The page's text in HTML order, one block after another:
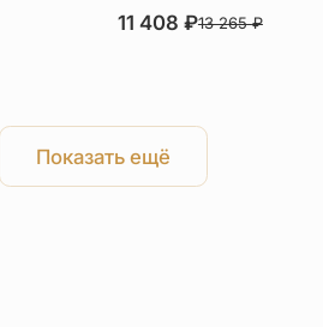
В наличии
11 408 ₽13 265₽
Показать ещё